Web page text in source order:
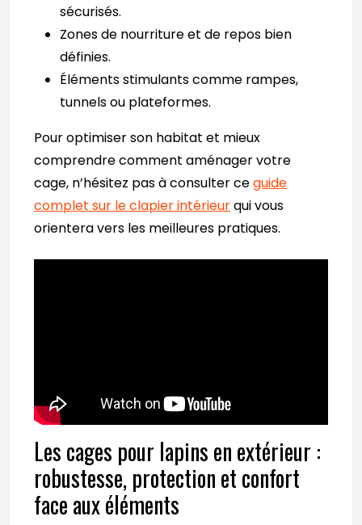
sécurisés.
Zones de nourriture et de repos bien
définies.
Éléments stimulants comme rampes,
tunnels ou plateformes.
Pour optimiser son habitat et mieux
comprendre comment aménager votre
cage, n’hésitez pas à consulter ceguide
complet sur le clapier intérieurqui vous
orientera vers les meilleures pratiques.
Les cages pour lapins en extérieur :
robustesse, protection et confort
face aux éléments